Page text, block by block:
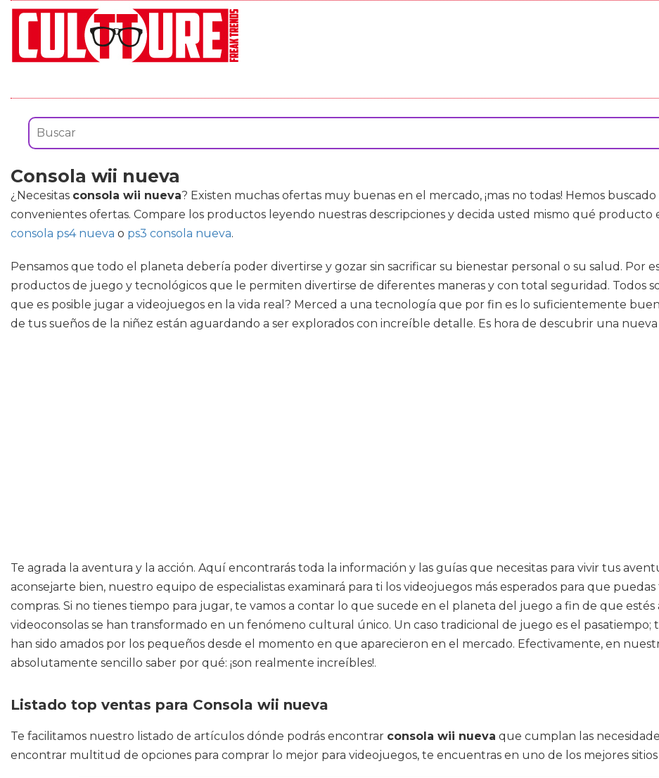
Consola wii nueva
¿Necesitas consola wii nueva? Existen muchas ofertas muy buenas en el mercado, ¡mas no todas! Hemos
convenientes ofertas. Compare los productos leyendo nuestras descripciones y decida usted mismo qué producto
consola ps4 nueva o ps3 consola nueva.
Pensamos que todo el planeta debería poder divertirse y gozar sin sacrificar su bienestar personal o su salud. Por
productos de juego y tecnológicos que le permiten divertirse de diferentes maneras y con total seguridad. Todos
que es posible jugar a videojuegos en la vida real? Merced a una tecnología que por fin es lo suficientemente
de tus sueños de la niñez están aguardando a ser explorados con increíble detalle. Es hora de descubrir una
Te agrada la aventura y la acción. Aquí encontrarás toda la información y las guías que necesitas para vivir tus
aconsejarte bien, nuestro equipo de especialistas examinará para ti los videojuegos más esperados para que
compras. Si no tienes tiempo para jugar, te vamos a contar lo que sucede en el planeta del juego a fin de que
videoconsolas se han transformado en un fenómeno cultural único. Un caso tradicional de juego es el pasatiempo;
han sido amados por los pequeños desde el momento en que aparecieron en el mercado. Efectivamente, en
absolutamente sencillo saber por qué: ¡son realmente increíbles!.
Listado top ventas para Consola wii nueva
Te facilitamos nuestro listado de artículos dónde podrás encontrar consola wii nueva que cumplan las
encontrar multitud de opciones para comprar lo mejor para videojuegos, te encuentras en uno de los mejores